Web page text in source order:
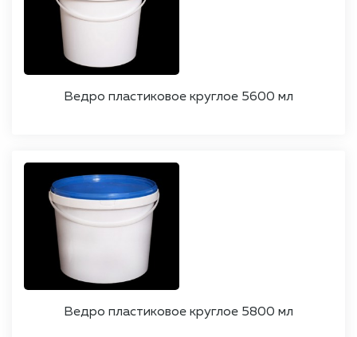
Ведро пластиковое круглое 5600 мл
Ведро пластиковое круглое 5800 мл